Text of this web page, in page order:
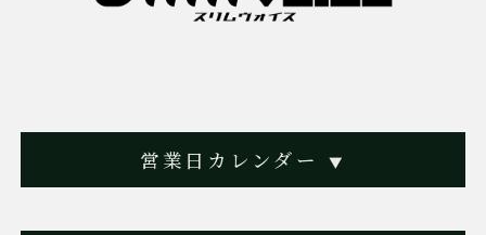
世界各国から集まる選手の皆さまに、最高の対局環境をご提供
営業日カレンダー ▼